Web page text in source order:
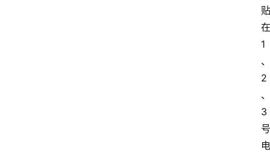
贴
在
1
、
2
、
3
号
电